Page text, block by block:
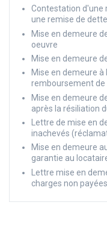
Contestation d'une
une remise de
Mise en demeure
oeuvre
Mise en demeure
Mise en demeure à
remboursement
Mise en demeure
après la résiliation
Lettre de mise en
inachevés
Mise en demeure
garantie au
Lettre mise en
charges non payées